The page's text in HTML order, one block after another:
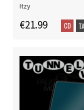
Itzy
€21.99 CD